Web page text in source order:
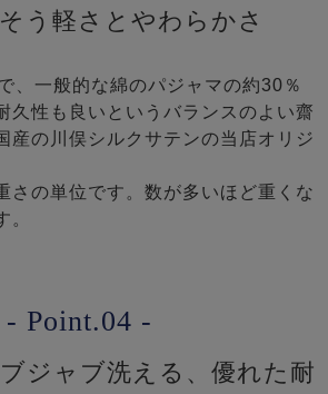
う軽さとやわらかさ
、一般的な綿のパジャマの約30％
久性も良いというバランスのよい齋
産の川俣シルクサテンの当店オリジ
さの単位です。数が多いほど重くな
。
- Point.04 -
ジャブ洗える、優れた耐